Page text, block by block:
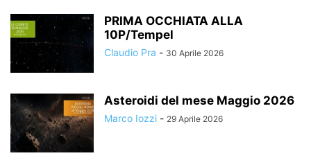
PRIMA OCCHIATA ALLA
10P/Tempel
Claudio Pra - 30 Aprile 2026
Asteroidi del mese Maggio 2026
Marco Iozzi - 29 Aprile 2026